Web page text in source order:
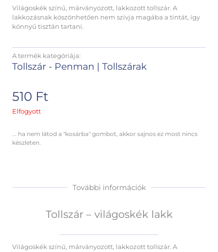
Világoskék színű, márványozott, lakkozott tollszár. A
lakkozásnak köszönhetően nem szívja magába a tintát, így
könnyű tisztán tartani.
A termék kategóriája:
Tollszár - Penman | Tollszárak
510 Ft
Elfogyott
... ha nem látod a "kosárba" gombot, akkor sajnos ez most nincs
készleten.
További információk
Tollszár – világoskék lakk
Világoskék színű, márványozott, lakkozott tollszár. A